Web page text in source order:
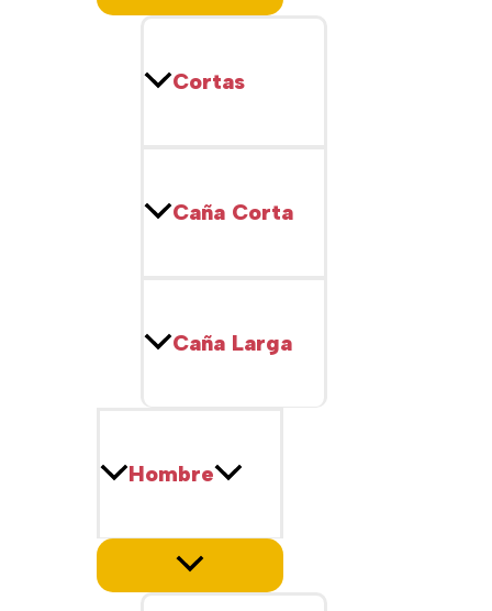
Cortas
Caña Corta
Caña Larga
Hombre